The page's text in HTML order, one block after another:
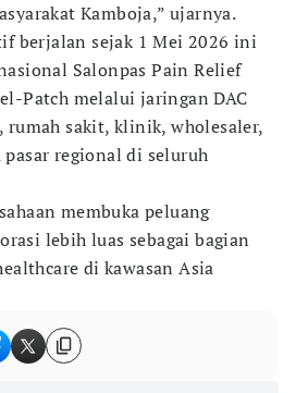
Kamboja,” ujarnya.
berjalan sejak 1 Mei 2026 ini
Salonpas Pain Relief
Patch melalui jaringan DAC
sakit, klinik, wholesaler,
regional di seluruh
membuka peluang
lebih luas sebagai bagian
di kawasan Asia